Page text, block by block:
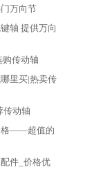
万向节
轴 提供万向
购传动轴
里买|热卖传
传动轴
格——超值的
件_价格优